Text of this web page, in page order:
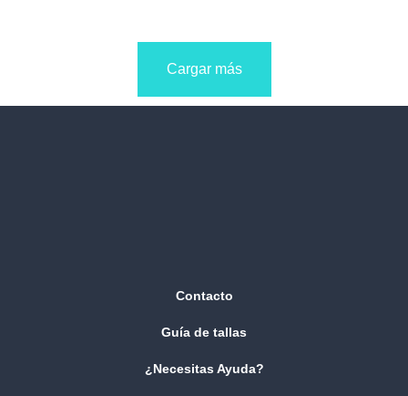
Cargar más
Contacto
Guía de tallas
¿Necesitas Ayuda?